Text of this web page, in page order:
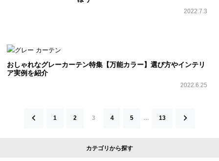
2022.7.3
おしゃれなグレーカーテン特集【万能カラー】選び方やインテリ
ア実例を紹介
2022.6.25
1 2 3 4 5 … 13
カテゴリから探す